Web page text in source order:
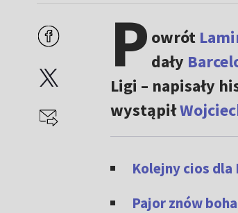
P owrót
dały
Ligi – napisały
wystąpił
Kolejny cios dla
Pajor znów